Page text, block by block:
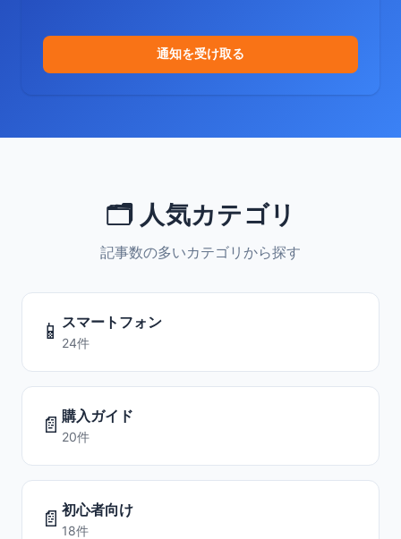
通知を受け取る
🗂️ 人気カテゴリ
記事数の多いカテゴリから探す
📱 スマートフォン
24件
📄 購入ガイド
20件
📄 初心者向け
18件